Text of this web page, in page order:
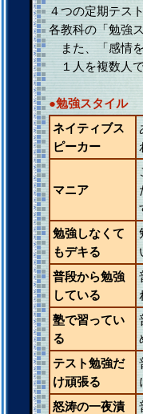
４つの定期テス
各教科の「勉強
また、「感情を
１人を複数人で
●勉強スタイル
ネイティブス
ピーカー
マニア
勉強しなくて
もデキる
普段から勉強
している
塾で習ってい
る
テスト勉強だ
け頑張る
怒涛の一夜漬